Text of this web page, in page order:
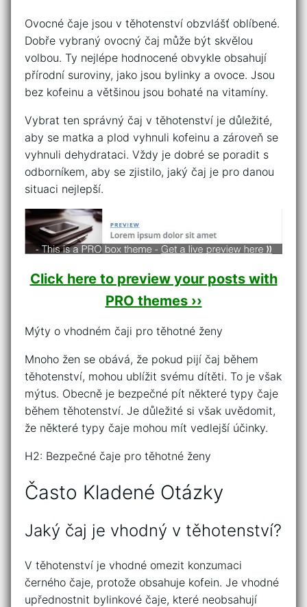
Ovocné čaje jsou v těhotenství obzvlášť oblíbené.
Dobře vybraný ovocný čaj může být skvělou
volbou. Ty nejlépe hodnocené obvykle obsahují
přírodní suroviny, jako jsou bylinky a ovoce. Jsou
bez kofeinu a většinou jsou bohaté na vitamíny.
Vybrat ten správný čaj v těhotenství je důležité,
aby se matka a plod vyhnuli kofeinu a zároveň se
vyhnuli dehydrataci. Vždy je dobré se poradit s
odborníkem, aby se zjistilo, jaký čaj je pro danou
situaci nejlepší.
Click here to preview your posts with
PRO themes ››
Mýty o vhodném čaji pro těhotné ženy
Mnoho žen se obává, že pokud pijí čaj během
těhotenství, mohou ublížit svému dítěti. To je však
mýtus. Obecně je bezpečné pít některé typy čaje
během těhotenství. Je důležité si však uvědomit,
že některé typy čaje mohou mít vedlejší účinky.
H2: Bezpečné čaje pro těhotné ženy
Často Kladené Otázky
Jaký čaj je vhodný v těhotenství?
V těhotenství je vhodné omezit konzumaci
černého čaje, protože obsahuje kofein. Je vhodné
upřednostnit bylinkové čaje, které neobsahují